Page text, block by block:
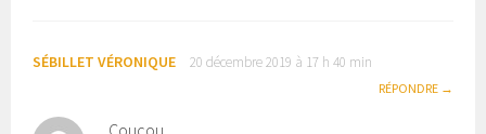
SÉBILLET VÉRONIQUE 20 décembre 2019 à 17 h 40 min
RÉPONDRE
Coucou.